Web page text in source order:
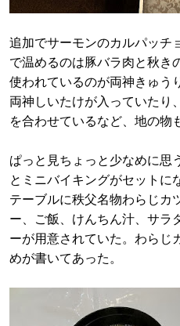
追加でサーモンのカルパッチ
で温めるのは豚バラ肉と秋き
使われているのが両神きゅう
両神しいたけが入っていたり
を合わせているなど、地の物
ぱっと見ちょっと少なめに思
とミニバイキングがセットに
テーブルに秩父名物わらじカ
ー、ご飯、けんちん汁、サラ
ーが用意されていた。わらじ
めが書いてあった。